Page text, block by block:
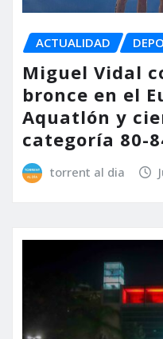
ACTUALIDAD
Miguel Vidal
bronce en el
Aquatlón y
categoría 80-
torrent al dia